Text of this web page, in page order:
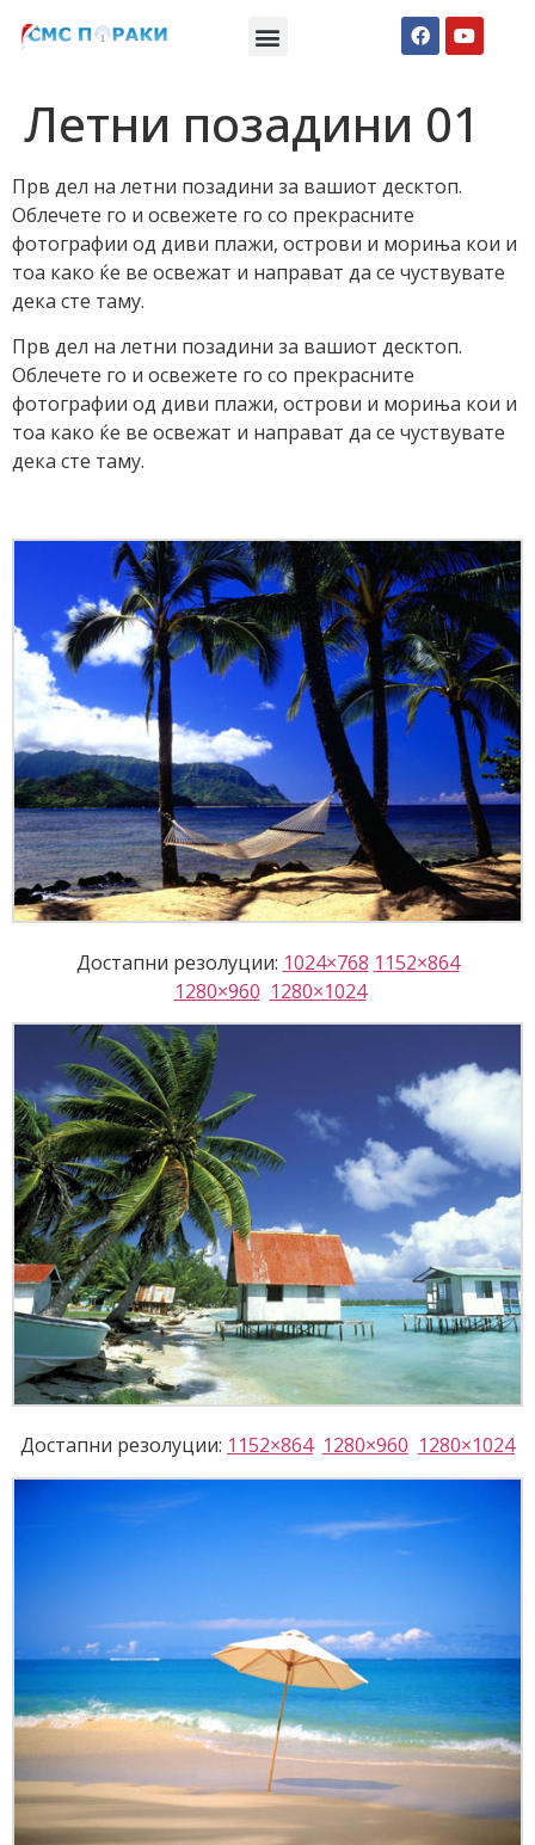
Летни позадини 01
Прв дел на летни позадини за вашиот десктоп.
Облечете го и освежете го со прекрасните
фотографии од диви плажи, острови и мориња кои и
тоа како ќе ве освежат и направат да се чуствувате
дека сте таму.
Прв дел на летни позадини за вашиот десктоп.
Облечете го и освежете го со прекрасните
фотографии од диви плажи, острови и мориња кои и
тоа како ќе ве освежат и направат да се чуствувате
дека сте таму.
Достапни резолуции: 1024×768 1152×864
1280×960 1280×1024
Достапни резолуции: 1152×864 1280×960 1280×1024